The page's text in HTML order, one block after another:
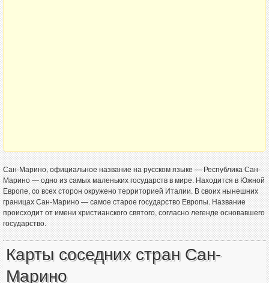
Сан-Марино, официальное название на русском языке — Республика Сан-
Марино — одно из самых маленьких государств в мире. Находится в Южной
Европе, со всех сторон окружено территорией Италии. В своих нынешних
границах Сан-Марино — самое старое государство Европы. Название
происходит от имени христианского святого, согласно легенде основавшего
государство.
Карты соседних стран Сан-
Марино